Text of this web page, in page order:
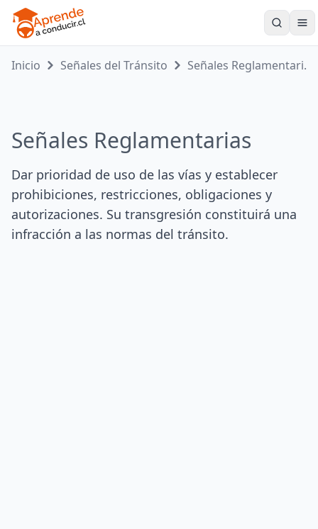
Inicio Señales del Tránsito Señales Reglamentari...
Señales Reglamentarias
Dar prioridad de uso de las vías y establecer
prohibiciones, restricciones, obligaciones y
autorizaciones. Su transgresión constituirá una
infracción a las normas del tránsito.